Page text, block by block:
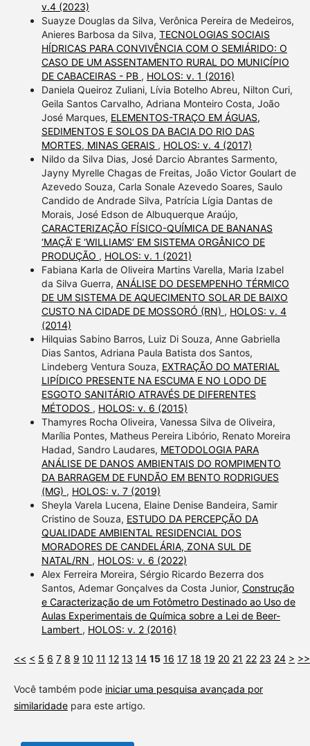
v.4 (2023)
Suayze Douglas da Silva, Verônica Pereira de Medeiros,
Anieres Barbosa da Silva, TECNOLOGIAS SOCIAIS
HÍDRICAS PARA CONVIVÊNCIA COM O SEMIÁRIDO: O
CASO DE UM ASSENTAMENTO RURAL DO MUNICÍPIO
DE CABACEIRAS - PB , HOLOS: v. 1 (2016)
Daniela Queiroz Zuliani, Lívia Botelho Abreu, Nilton Curi,
Geila Santos Carvalho, Adriana Monteiro Costa, João
José Marques, ELEMENTOS-TRAÇO EM ÁGUAS,
SEDIMENTOS E SOLOS DA BACIA DO RIO DAS
MORTES, MINAS GERAIS , HOLOS: v. 4 (2017)
Nildo da Silva Dias, José Darcio Abrantes Sarmento,
Jayny Myrelle Chagas de Freitas, João Victor Goulart de
Azevedo Souza, Carla Sonale Azevedo Soares, Saulo
Candido de Andrade Silva, Patrícia Lígia Dantas de
Morais, José Edson de Albuquerque Araújo,
CARACTERIZAÇÃO FÍSICO-QUÍMICA DE BANANAS
‘MAÇÃ’ E ‘WILLIAMS’ EM SISTEMA ORGÂNICO DE
PRODUÇÃO , HOLOS: v. 1 (2021)
Fabiana Karla de Oliveira Martins Varella, Maria Izabel
da Silva Guerra, ANÁLISE DO DESEMPENHO TÉRMICO
DE UM SISTEMA DE AQUECIMENTO SOLAR DE BAIXO
CUSTO NA CIDADE DE MOSSORÓ (RN) , HOLOS: v. 4
(2014)
Hilquias Sabino Barros, Luiz Di Souza, Anne Gabriella
Dias Santos, Adriana Paula Batista dos Santos,
Lindeberg Ventura Souza, EXTRAÇÃO DO MATERIAL
LIPÍDICO PRESENTE NA ESCUMA E NO LODO DE
ESGOTO SANITÁRIO ATRAVÉS DE DIFERENTES
MÉTODOS , HOLOS: v. 6 (2015)
Thamyres Rocha Oliveira, Vanessa Silva de Oliveira,
Marília Pontes, Matheus Pereira Libório, Renato Moreira
Hadad, Sandro Laudares, METODOLOGIA PARA
ANÁLISE DE DANOS AMBIENTAIS DO ROMPIMENTO
DA BARRAGEM DE FUNDÃO EM BENTO RODRIGUES
(MG) , HOLOS: v. 7 (2019)
Sheyla Varela Lucena, Elaine Denise Bandeira, Samir
Cristino de Souza, ESTUDO DA PERCEPÇÃO DA
QUALIDADE AMBIENTAL RESIDENCIAL DOS
MORADORES DE CANDELÁRIA, ZONA SUL DE
NATAL/RN , HOLOS: v. 6 (2022)
Alex Ferreira Moreira, Sérgio Ricardo Bezerra dos
Santos, Ademar Gonçalves da Costa Junior, Construção
e Caracterização de um Fotômetro Destinado ao Uso de
Aulas Experimentais de Química sobre a Lei de Beer-
Lambert , HOLOS: v. 2 (2016)
<< < 5 6 7 8 9 10 11 12 13 14 15 16 17 18 19 20 21 22 23 24 > >>
Você também pode iniciar uma pesquisa avançada por
similaridadepara este artigo.